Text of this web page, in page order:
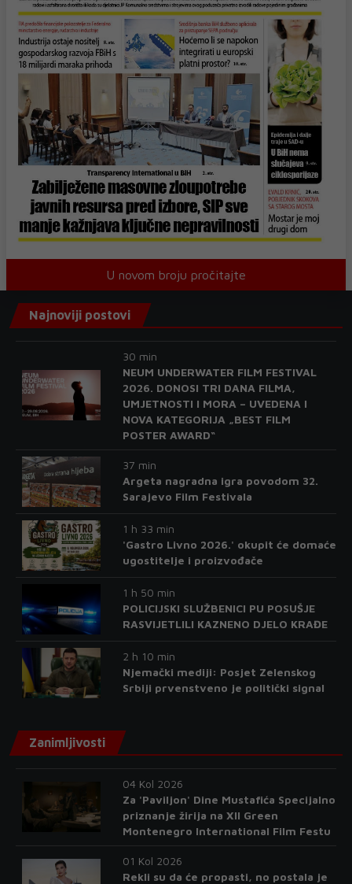
U novom broju pročitajte
Najnoviji postovi
30 min
NEUM UNDERWATER FILM FESTIVAL
2026. DONOSI TRI DANA FILMA,
UMJETNOSTI I MORA – UVEDENA I
NOVA KATEGORIJA „BEST FILM
POSTER AWARD“
37 min
Argeta nagradna igra povodom 32.
Sarajevo Film Festivala
1 h 33 min
'Gastro Livno 2026.' okupit će domaće
ugostitelje i proizvođače
1 h 50 min
POLICIJSKI SLUŽBENICI PU POSUŠJE
RASVIJETLILI KAZNENO DJELO KRAĐE
2 h 10 min
Njemački mediji: Posjet Zelenskog
Srbiji prvenstveno je politički signal
Zanimljivosti
04 Kol 2026
Za 'Paviljon' Dine Mustafića Specijalno
priznanje žirija na XII Green
Montenegro International Film Festu
01 Kol 2026
Rekli su da će propasti, no postala je